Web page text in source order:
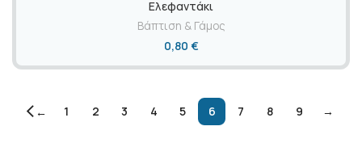
Ελεφαντάκι
Βάπτιση & Γάμος
0,80 €
← 1 2 3 4 5 6 7 8 9 →